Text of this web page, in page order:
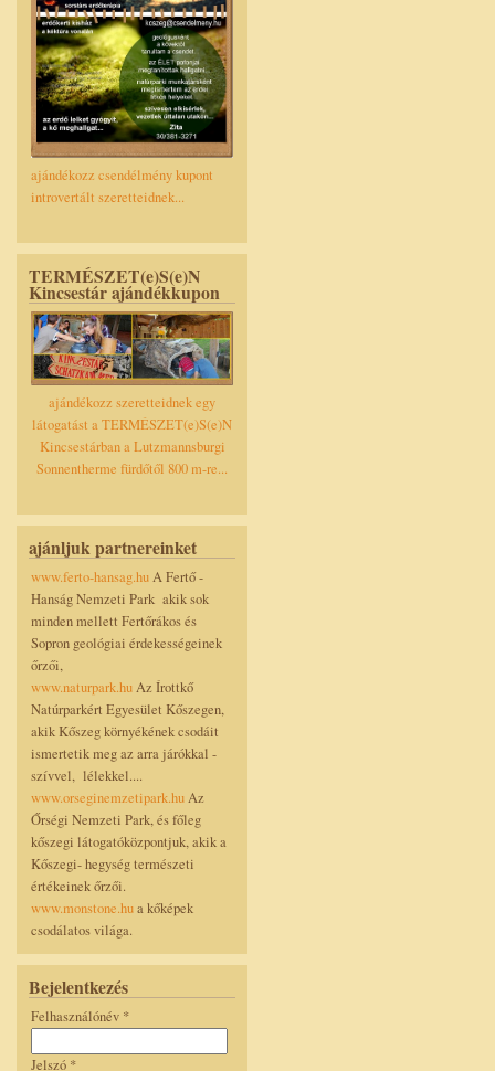
ajándékozz csendélmény kupont
introvertált szeretteidnek...
TERMÉSZET(e)S(e)N
Kincsestár ajándékkupon
ajándékozz szeretteidnek egy
látogatást a TERMÉSZET(e)S(e)N
Kincsestárban a Lutzmannsburgi
Sonnentherme fürdőtől 800 m-re...
ajánljuk partnereinket
www.ferto-hansag.huA Fertő -
Hanság Nemzeti Park akik sok
minden mellett Fertőrákos és
Sopron geológiai érdekességeinek
őrzői,
www.naturpark.huAz Írottkő
Natúrparkért Egyesület Kőszegen,
akik Kőszeg környékének csodáit
ismertetik meg az arra járókkal -
szívvel, lélekkel....
www.orseginemzetipark.huAz
Őrségi Nemzeti Park, és főleg
kőszegi látogatóközpontjuk, akik a
Kőszegi- hegység természeti
értékeinek őrzői.
www.monstone.hua kőképek
csodálatos világa.
Bejelentkezés
Felhasználónév *
Jelszó *